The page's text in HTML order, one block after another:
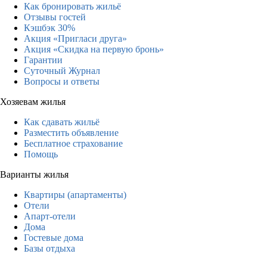
Как бронировать жильё
Отзывы гостей
Кэшбэк 30%
Акция «Пригласи друга»
Акция «Скидка на первую бронь»
Гарантии
Суточный Журнал
Вопросы и ответы
Хозяевам жилья
Как сдавать жильё
Разместить объявление
Бесплатное страхование
Помощь
Варианты жилья
Квартиры (апартаменты)
Отели
Апарт-отели
Дома
Гостевые дома
Базы отдыха